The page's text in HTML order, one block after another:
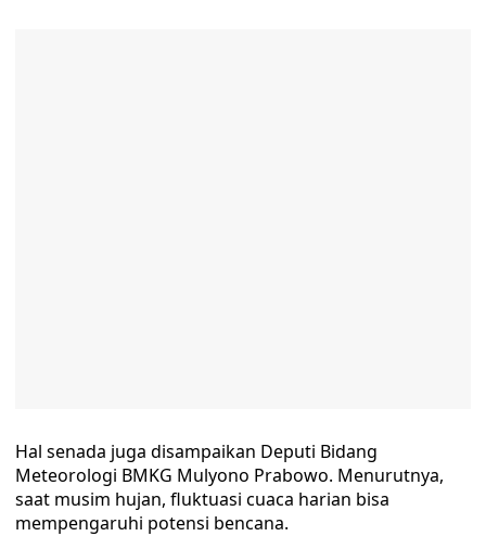
Hal senada juga disampaikan Deputi Bidang
Meteorologi BMKG Mulyono Prabowo. Menurutnya,
saat musim hujan, fluktuasi cuaca harian bisa
mempengaruhi potensi bencana.